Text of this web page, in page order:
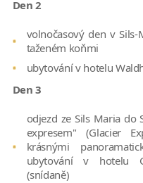
Den 2
volnočasový den v
taženém koňmi
ubytování v hotelu
Den 3
odjezd ze Sils Maria do
expresem" (Glacier
krásnými
ubytování v hotelu
(snídaně)